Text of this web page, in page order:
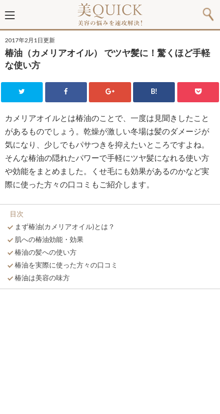
2017年2月1日更新
椿油（カメリアオイル） でツヤ髪に！驚くほど手軽
な使い方
B!
カメリアオイルとは椿油のことで、一度は見聞きしたこと
があるものでしょう。乾燥が激しい冬場は髪のダメージが
気になり、少しでもパサつきを抑えたいところですよね。
そんな椿油の隠れたパワーで手軽にツヤ髪になれる使い方
や効能をまとめました。くせ毛にも効果があるのかなど実
際に使った方々の口コミもご紹介します。
目次
まず椿油(カメリアオイル)とは？
肌への椿油効能・効果
椿油の髪への使い方
椿油を実際に使った方々の口コミ
椿油は美容の味方